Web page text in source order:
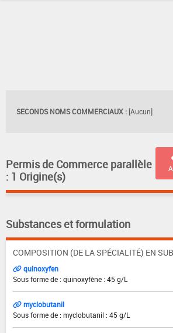
SECONDS NOMS COMMERCIAUX : [Aucun]
Permis de Commerce parallèle
: 1 Origine(s)
Substances et formulation
COMPOSITION (DE LA SPÉCIALITÉ) EN
quinoxyfen
Sous forme de : quinoxyfène : 45 g/L
myclobutanil
Sous forme de : myclobutanil : 45 g/L